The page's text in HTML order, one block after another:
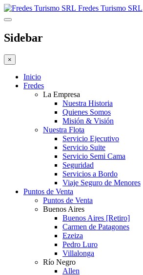
Fredes Turismo SRL
Sidebar
×
Inicio
Fredes
La Empresa
Nuestra Historia
Quienes Somos
Misión & Visión
Nuestra Flota
Servicio Ejecutivo
Servicio Suite
Servicio Semi Cama
Seguridad
Servicios a Bordo
Viaje Seguro de Menores
Puntos de Venta
Puntos de Venta
Buenos Aires
Buenos Aires [Retiro]
Carmen de Patagones
Ezeiza
Pedro Luro
Villalonga
Río Negro
Allen